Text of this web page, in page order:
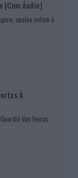
(com Áudio)
apelou ontem à
À
das Feiras